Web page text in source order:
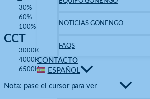
NOTICIAS GONENGO
FAQS
CONTACTO
ESPAÑOL
30%
60%
100%
CCT
3000K
4000K
6500K
Nota: pase el cursor para ver